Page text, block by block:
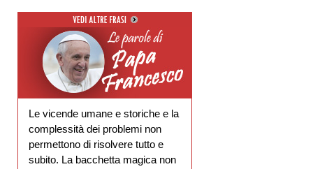
Le vicende umane e storiche e la
complessità dei problemi non
permettono di risolvere tutto e
subito. La bacchetta magica non